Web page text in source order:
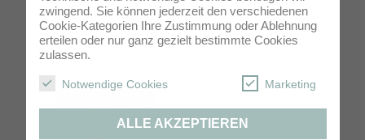
zwingend. Sie können jederzeit den verschiedenen
Cookie-Kategorien Ihre Zustimmung oder Ablehnung
erteilen oder nur ganz gezielt bestimmte Cookies
zulassen.
Notwendige Cookies Marketing
ALLE AKZEPTIEREN
Weihnachtskarten geschäftlich2-seitigmit Logo